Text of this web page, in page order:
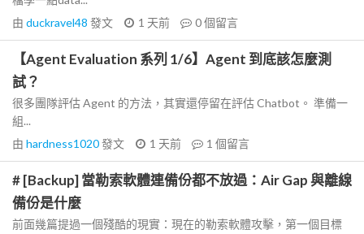
由 duckravel48 發文 1 天前 0個留言
【Agent Evaluation 系列 1/6】Agent 到底該怎麼測
試？
很多團隊評估 Agent 的方法，其實還停留在評估 Chatbot。 準備一
組...
由 hardness1020發文 1 天前 1 個留言
# [Backup] 當勒索軟體連備份都不放過：Air Gap 與離線
備份是什麼
前面幾篇提過一個殘酷的現實：現在的勒索軟體攻擊，第一個目標